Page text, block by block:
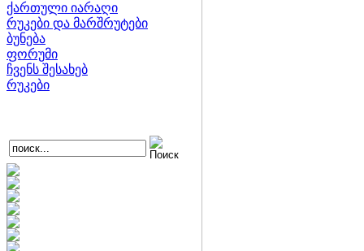
ქართული იარაღი
რუკები და მარშრუტები
ბუნება
ფორუმი
ჩვენს შესახებ
რუკები